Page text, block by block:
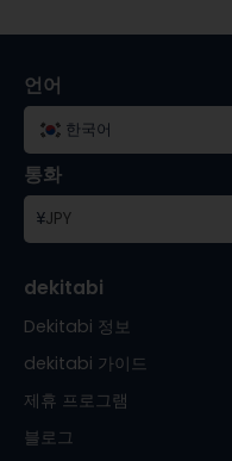
언어
한국어
통화
¥JPY
dekitabi
Dekitabi 정보
dekitabi 가이드
제휴 프로그램
블로그